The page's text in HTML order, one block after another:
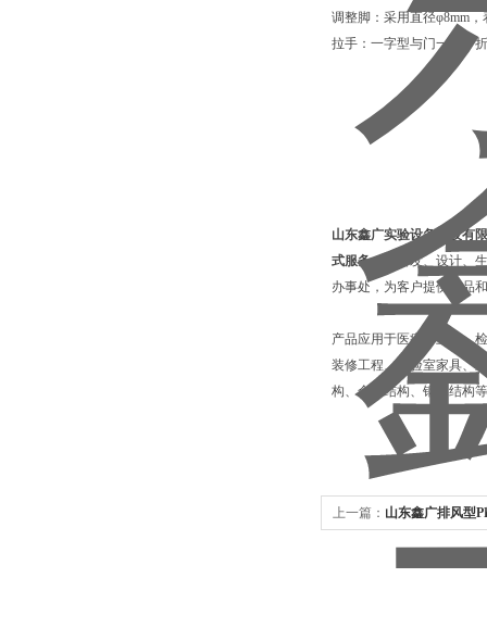
调整脚：采用直径φ8mm
拉手：一字型与门一体，
山东鑫广实验设备科技有
式服务，
于研发、设计、
办事处，为客户提供产品
产品应用于医疗、卫生、
装修工程、实验室家具、
构、全木结构、钢木结构
上一篇： 山东鑫广排风型